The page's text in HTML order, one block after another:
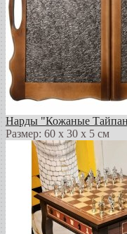
Нарды "Кожаные
Размер: 60 х 30 х 5 см